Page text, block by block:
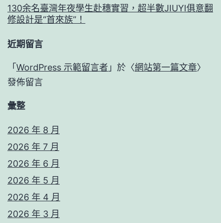
130余名臺灣年夜學生赴穗實習，超半數JIUYI俱意翻
修設計是“首來族”！
近期留言
「 WordPress 示範留言者 」於〈網站第一篇文章〉
發佈留言
彙整
2026 年 8 月
2026 年 7 月
2026 年 6 月
2026 年 5 月
2026 年 4 月
2026 年 3 月